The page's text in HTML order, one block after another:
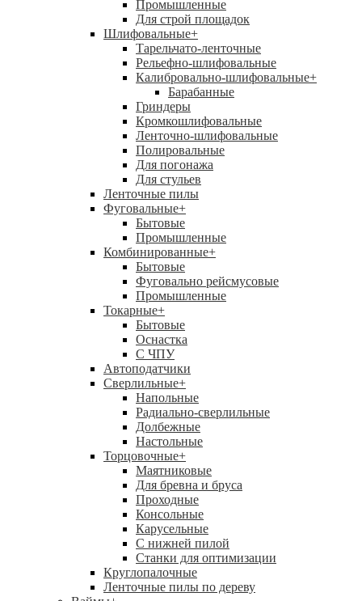
Промышленные
Для строй площадок
Шлифовальные+
Тарельчато-ленточные
Рельефно-шлифовальные
Калибровально-шлифовальные+
Барабанные
Гриндеры
Кромкошлифовальные
Ленточно-шлифовальные
Полировальные
Для погонажа
Для стульев
Ленточные пилы
Фуговальные+
Бытовые
Промышленные
Комбинированные+
Бытовые
Фуговально рейсмусовые
Промышленные
Токарные+
Бытовые
Оснастка
С ЧПУ
Автоподатчики
Сверлильные+
Напольные
Радиально-сверлильные
Долбежные
Настольные
Торцовочные+
Маятниковые
Для бревна и бруса
Проходные
Консольные
Карусельные
С нижней пилой
Станки для оптимизации
Круглопалочные
Ленточные пилы по дереву